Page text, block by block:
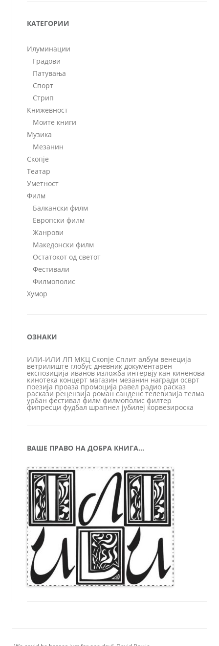
КАТЕГОРИИ
Илуминации
Градови
Патувања
Спорт
Стрип
Книжевност
Моите книги
Музика
Мезанин
Скопје
Театар
Уметност
Филм
Балкански филм
Европски филм
Жанрови
Македонски филм
Остатокот од светот
Фестивали
Филмополис
Хумор
ОЗНАКИ
ИЛИ-ИЛИ ЛП МКЦ Скопје Сплит албум венеција
ветрилиште глобус дневник документарен
експозиција иванов изложба интервју кан киненова
кинотека концерт магазин мезанин награди осврт
поезија проаза промоција равел радио расказ
раскази рецензија роман санденс телевизија телма
урбан фестивал филм филмополис филтер
фипресци фудбал шрапнел јубилеј ќорвезироска
ВАШЕ ПРАВО НА ДОБРА КНИГА…